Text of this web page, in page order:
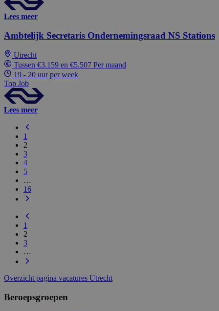
Lees meer
Ambtelijk Secretaris Ondernemingsraad NS Stations
Utrecht
Tussen €3.159 en €5.507 Per maand
19 - 20 uur per week
Top Job
Lees meer
1
2
3
4
5
…
16
1
2
3
…
Overzicht pagina vacatures Utrecht
Beroepsgroepen